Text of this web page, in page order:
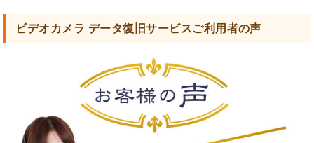
ビデオカメラ データ復旧サービスご利用者の声